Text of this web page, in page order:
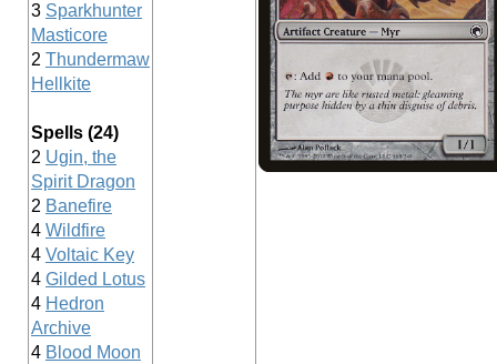
3 Sparkhunter
Masticore
2 Thundermaw
Hellkite
Spells (24)
2 Ugin, the
Spirit Dragon
2 Banefire
4 Wildfire
4 Voltaic Key
4 Gilded Lotus
4 Hedron
Archive
4 Blood Moon